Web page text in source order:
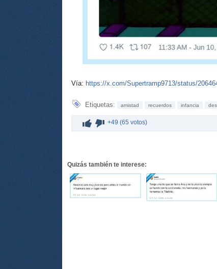
Vía: https://x.com/Supertramp9713/status/
Etiquetas: amistad recuerdos infancia
+49 (65 votos)
Quizás también te interese: